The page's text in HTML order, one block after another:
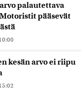
palautettava
pääsevät
kesän arvo ei riipu